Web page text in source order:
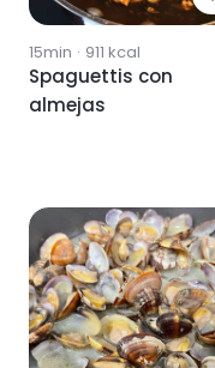
15min · 911 kcal
Spaguettis con
almejas